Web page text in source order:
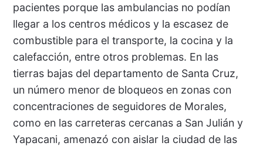
pacientes porque las ambulancias no podían
llegar a los centros médicos y la escasez de
combustible para el transporte, la cocina y la
calefacción, entre otros problemas. En las
tierras bajas del departamento de Santa Cruz,
un número menor de bloqueos en zonas con
concentraciones de seguidores de Morales,
como en las carreteras cercanas a San Julián y
Yapacani, amenazó con aislar la ciudad de las